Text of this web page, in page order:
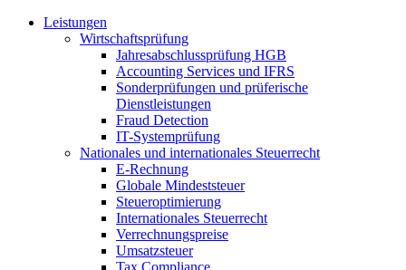
Leistungen
Wirtschaftsprüfung
Jahresabschlussprüfung HGB
Accounting Services und IFRS
Sonderprüfungen und prüferische
Dienstleistungen
Fraud Detection
IT-Systemprüfung
Nationales und internationales Steuerrecht
E-Rechnung
Globale Mindeststeuer
Steueroptimierung
Internationales Steuerrecht
Verrechnungspreise
Umsatzsteuer
Tax Compliance